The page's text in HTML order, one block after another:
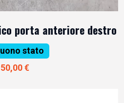
porta anteriore destro
stato
50,00 €